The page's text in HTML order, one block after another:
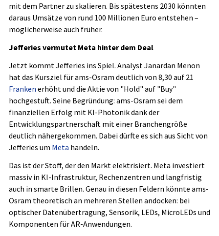
mit dem Partner zu skalieren. Bis spätestens 2030 könnten
daraus Umsätze von rund 100 Millionen Euro entstehen –
möglicherweise auch früher.
Jefferies vermutet Meta hinter dem Deal
Jetzt kommt Jefferies ins Spiel. Analyst Janardan Menon
hat das Kursziel für ams-Osram deutlich von 8,30 auf 21
Franken erhöht und die Aktie von "Hold" auf "Buy"
hochgestuft. Seine Begründung: ams-Osram sei dem
finanziellen Erfolg mit KI-Photonik dank der
Entwicklungspartnerschaft mit einer Branchengröße
deutlich nähergekommen. Dabei dürfte es sich aus Sicht von
Jefferies um Meta handeln.
Das ist der Stoff, der den Markt elektrisiert. Meta investiert
massiv in KI-Infrastruktur, Rechenzentren und langfristig
auch in smarte Brillen. Genau in diesen Feldern könnte ams-
Osram theoretisch an mehreren Stellen andocken: bei
optischer Datenübertragung, Sensorik, LEDs, MicroLEDs und
Komponenten für AR-Anwendungen.